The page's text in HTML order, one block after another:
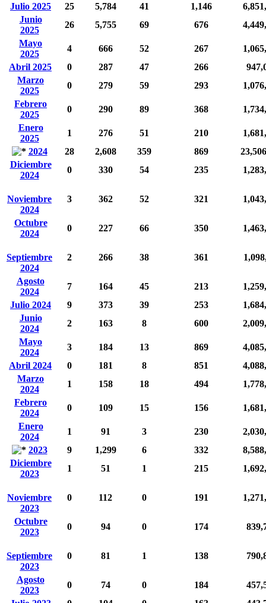
Julio 2025
25 5,784 41 1,146
Junio
2025
26 5,755 69 676
Mayo
2025
4 666 52 267
Abril 2025
0 287 47 266
Marzo
2025
0 279 59 293
Febrero
2025
0 290 89 368
Enero
2025
1 276 51 210
2024
28 2,608 359 869
Diciembre
2024
0 330 54 235
Noviembre
2024
3 362 52 321
Octubre
2024
0 227 66 350
Septiembre
2024
2 266 38 361
Agosto
2024
7 164 45 213
Julio 2024
9 373 39 253
Junio
2024
2 163 8 600
Mayo
2024
3 184 13 869
Abril 2024
0 181 8 851
Marzo
2024
1 158 18 494
Febrero
2024
0 109 15 156
Enero
2024
1 91 3 230
2023
9 1,299 6 332
Diciembre
2023
1 51 1 215
Noviembre
2023
0 112 0 191
Octubre
2023
0 94 0 174
Septiembre
2023
0 81 1 138
Agosto
2023
0 74 0 184